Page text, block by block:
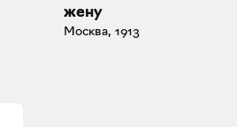
жену
Москва, 1913